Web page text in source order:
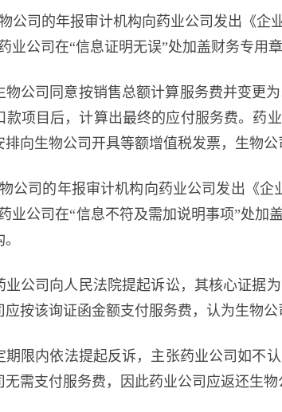
公司的年报审计机构向药业公司发出《
业公司在“信息证明无误”处加盖财务专用
物公司同意按销售总额计算服务费并变更
款项目后，计算出最终的应付服务费。药
向生物公司开具等额增值税发票，生物
公司的年报审计机构向药业公司发出《
业公司在“信息不符及需加说明事项”处加
业公司向人民法院提起诉讼，其核心证据
应按该询证函金额支付服务费，认为生物
期限内依法提起反诉，主张药业公司如不
需支付服务费，因此药业公司应返还生物